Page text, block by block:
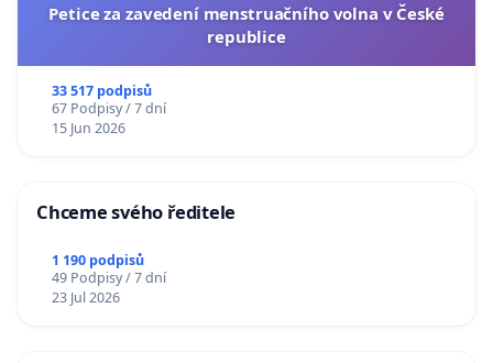
Petice za zavedení menstruačního volna v České
republice
33 517 podpisů
67 Podpisy / 7 dní
15 Jun 2026
Chceme svého ředitele
1 190 podpisů
49 Podpisy / 7 dní
23 Jul 2026